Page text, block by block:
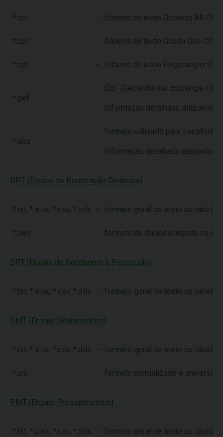
*.cpt - ficheiro de texto Geotech AB CPT
*.cpt - ficheiro de texto Gouda Geo CPT
*.cpt - ficheiro de texto Hogentogler CPT
*.gef -
GEF (Geotechnical Exchange
Informação detalhada
*.ags
formato utilizado para transferir
Informação detalhada
DPT (Ensaio de Penetração Dinâmica)
*.txt, *.xlsx, *.csv, *.ods - formato geral de texto ou tabela
*.pen - formato de dados utilizado na
SPT (Ensaio de Sondagem à Percussão)
*.txt, *.xlsx, *.csv, *.ods - formato geral de texto ou tabela
DMT (Ensaio Dilatométrico)
*.txt, *.xlsx, *.csv, *.ods - formato geral de texto ou tabela
*.uni - formato normalizado e
PMT (Ensaio Pressiométrico)
*.txt, *.xlsx, *.csv, *.ods - formato geral de texto ou tabela